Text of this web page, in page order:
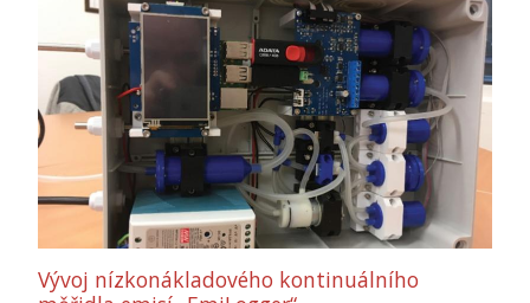
Vývoj nízkonákladového kontinuálního